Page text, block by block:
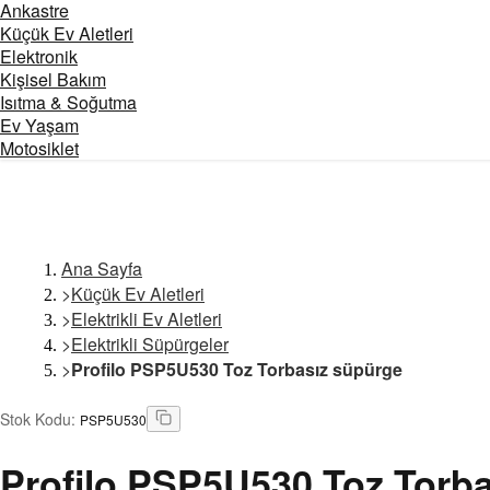
Ankastre
Küçük Ev Aletleri
Elektronik
Kişisel Bakım
Isıtma & Soğutma
Ev Yaşam
Motosiklet
Ana Sayfa
>Küçük Ev Aletleri
>Elektrikli Ev Aletleri
>Elektrikli Süpürgeler
>Profilo PSP5U530 Toz Torbasız süpürge
Stok Kodu: PSP5U530